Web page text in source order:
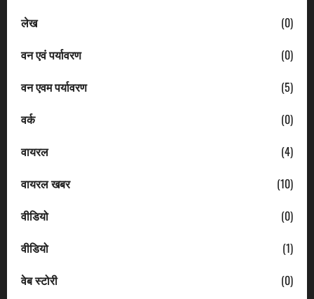
लेख
(0)
वन एवं पर्यावरण
(0)
वन एवम पर्यावरण
(5)
वर्क
(0)
वायरल
(4)
वायरल खबर
(10)
वीडियो
(0)
वीडियो
(1)
वेब स्टोरी
(0)